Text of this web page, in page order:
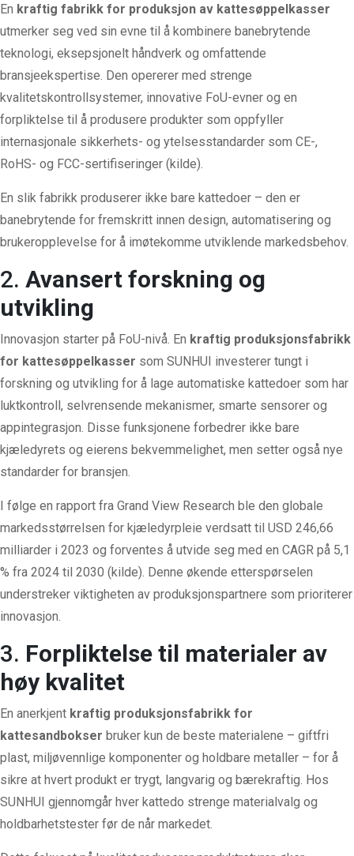
En kraftig fabrikk for produksjon av kattesøppelkasser
utmerker seg ved sin evne til å kombinere banebrytende
teknologi, eksepsjonelt håndverk og omfattende
bransjeekspertise. Den opererer med strenge
kvalitetskontrollsystemer, innovative FoU-evner og en
forpliktelse til å produsere produkter som oppfyller
internasjonale sikkerhets- og ytelsesstandarder som CE-,
RoHS- og FCC-sertifiseringer (kilde).
En slik fabrikk produserer ikke bare kattedoer – den er
banebrytende for fremskritt innen design, automatisering og
brukeropplevelse for å imøtekomme utviklende markedsbehov.
2. Avansert forskning og
utvikling
Innovasjon starter på FoU-nivå. En kraftig produksjonsfabrikk
for kattesøppelkasser som SUNHUI investerer tungt i
forskning og utvikling for å lage automatiske kattedoer som har
luktkontroll, selvrensende mekanismer, smarte sensorer og
appintegrasjon. Disse funksjonene forbedrer ikke bare
kjæledyrets og eierens bekvemmelighet, men setter også nye
standarder for bransjen.
I følge en rapport fra Grand View Research ble den globale
markedsstørrelsen for kjæledyrpleie verdsatt til USD 246,66
milliarder i 2023 og forventes å utvide seg med en CAGR på 5,1
% fra 2024 til 2030 (kilde). Denne økende etterspørselen
understreker viktigheten av produksjonspartnere som prioriterer
innovasjon.
3. Forpliktelse til materialer av
høy kvalitet
En anerkjent kraftig produksjonsfabrikk for
kattesandbokser bruker kun de beste materialene – giftfri
plast, miljøvennlige komponenter og holdbare metaller – for å
sikre at hvert produkt er trygt, langvarig og bærekraftig. Hos
SUNHUI gjennomgår hver kattedo strenge materialvalg og
holdbarhetstester før de når markedet.